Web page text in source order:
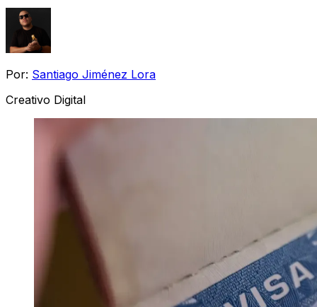
Por: Santiago Jiménez Lora
Creativo Digital